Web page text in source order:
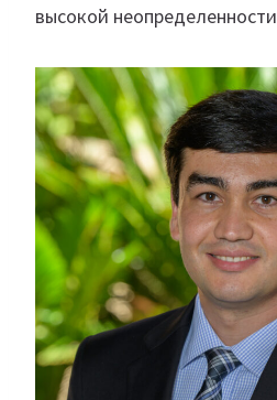
высокой неопределенности